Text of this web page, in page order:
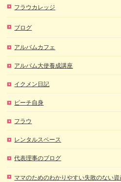
フラウカレッジ
ブログ
アルバムカフェ
アルバム大使養成講座
イクメン日記
ピーチ自身
フラウ
レンタルスペース
代表理事のブログ
ママのためのわかりやすい失敗のない